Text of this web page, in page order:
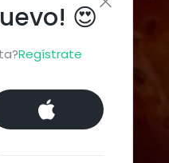
😍
Regístrate